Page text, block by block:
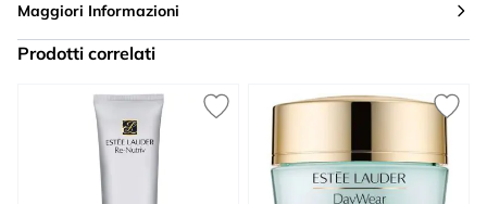
Maggiori Informazioni
Prodotti correlati
Press to skip carousel